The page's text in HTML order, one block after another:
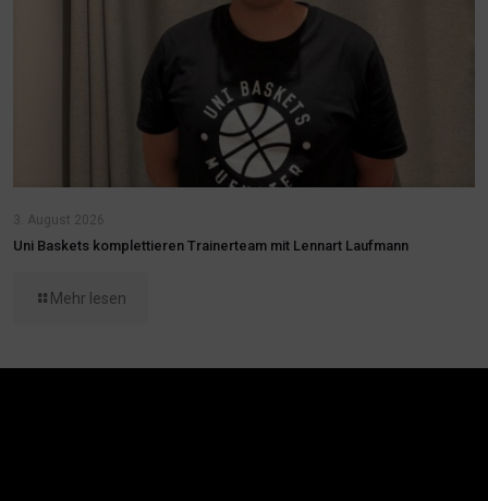
3. August 2026
Uni Baskets komplettieren Trainerteam mit Lennart Laufmann
Mehr lesen